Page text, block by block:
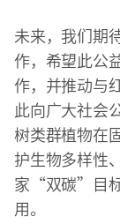
未来，我们期
作，希望此公
作，并推动与
此向广大社会
树类群植物在
护生物多样性
家“双碳”目
用。